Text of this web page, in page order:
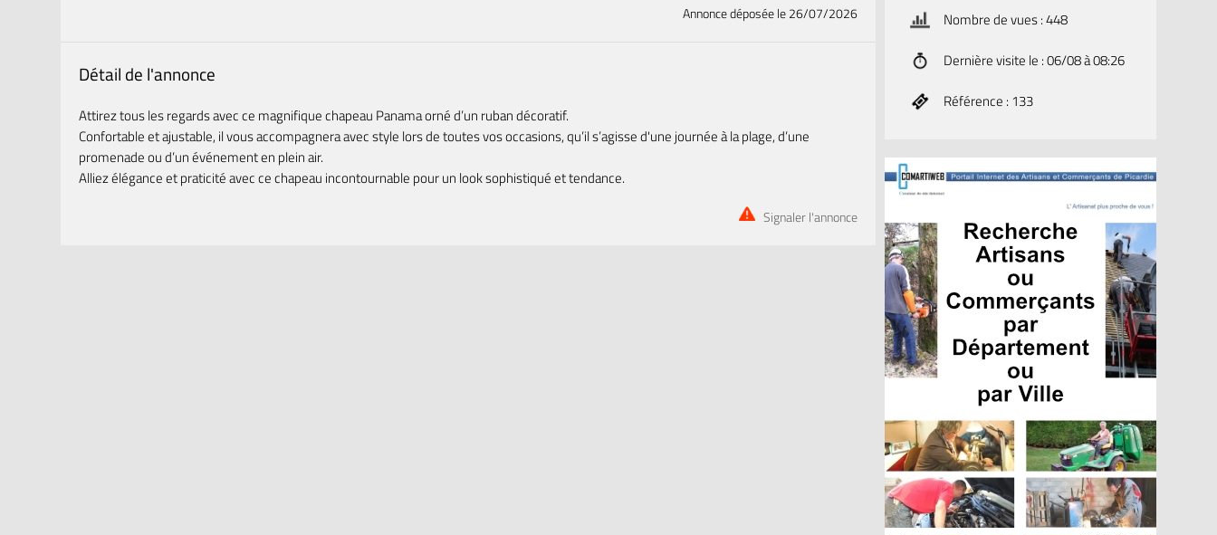
Annonce déposéele 26/07/2026
Détail de l'annonce
Attirez tous les regards avec ce magnifique chapeau Panama orné d’un ruban décoratif.
Confortable et ajustable, il vous accompagnera avec style lors de toutes vos occasions, qu’il s’agisse d'une journée à la plage, d’une
promenade ou d’un événement en plein air.
Alliez élégance et praticité avec ce chapeau incontournable pour un look sophistiqué et tendance.
Signaler l'annonce
Nombre de vues : 448
Dernière visite le : 06/08 à 08:26
Référence : 133